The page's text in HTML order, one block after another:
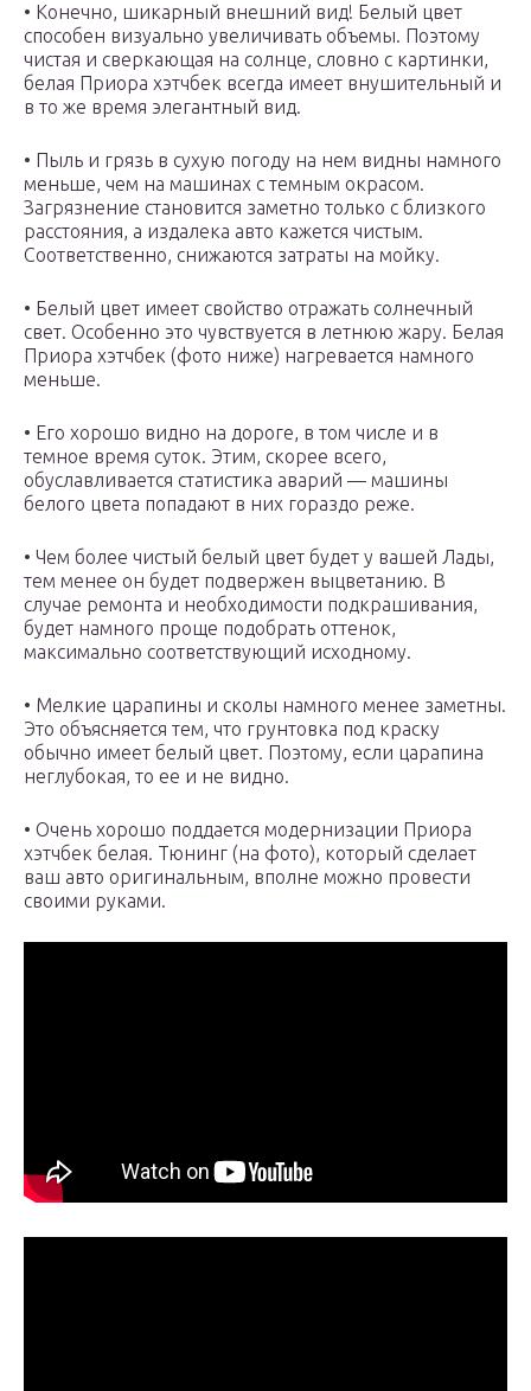
• Конечно, шикарный внешний вид! Белый цвет
способен визуально увеличивать объемы. Поэтому
чистая и сверкающая на солнце, словно с картинки,
белая Приора хэтчбек всегда имеет внушительный и
в то же время элегантный вид.
• Пыль и грязь в сухую погоду на нем видны намного
меньше, чем на машинах с темным окрасом.
Загрязнение становится заметно только с близкого
расстояния, а издалека авто кажется чистым.
Соответственно, снижаются затраты на мойку.
• Белый цвет имеет свойство отражать солнечный
свет. Особенно это чувствуется в летнюю жару. Белая
Приора хэтчбек (фото ниже) нагревается намного
меньше.
• Его хорошо видно на дороге, в том числе и в
темное время суток. Этим, скорее всего,
обуславливается статистика аварий — машины
белого цвета попадают в них гораздо реже.
• Чем более чистый белый цвет будет у вашей Лады,
тем менее он будет подвержен выцветанию. В
случае ремонта и необходимости подкрашивания,
будет намного проще подобрать оттенок,
максимально соответствующий исходному.
• Мелкие царапины и сколы намного менее заметны.
Это объясняется тем, что грунтовка под краску
обычно имеет белый цвет. Поэтому, если царапина
неглубокая, то ее и не видно.
• Очень хорошо поддается модернизации Приора
хэтчбек белая. Тюнинг (на фото), который сделает
ваш авто оригинальным, вполне можно провести
своими руками.